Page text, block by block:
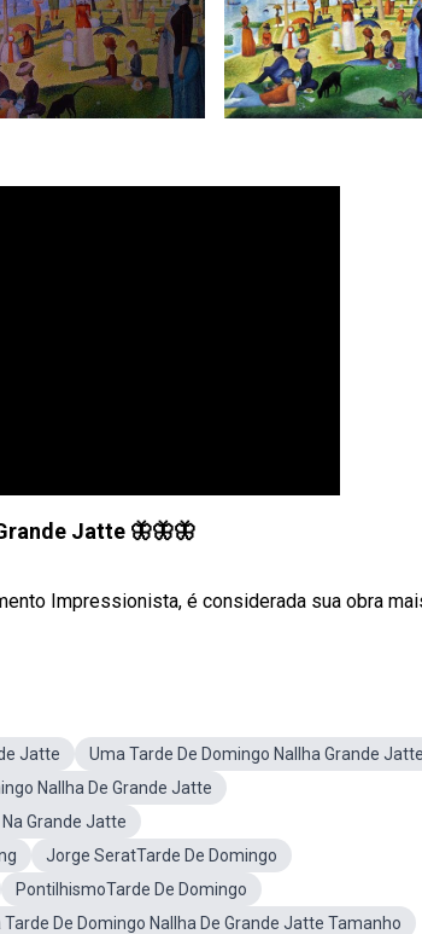
Jatte 🦋🦋🦋
Impressionista, é considerada sua obra
Jatte
Uma Tarde De Domingo NaIlha Grande Jatte
NaIlha De Grande Jatte
Grande Jatte
Jorge SeratTarde De Domingo
PontilhismoTarde De Domingo
Tarde De Domingo NaIlha De Grande Jatte Tamanho